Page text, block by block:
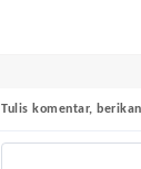
Tulis komentar,